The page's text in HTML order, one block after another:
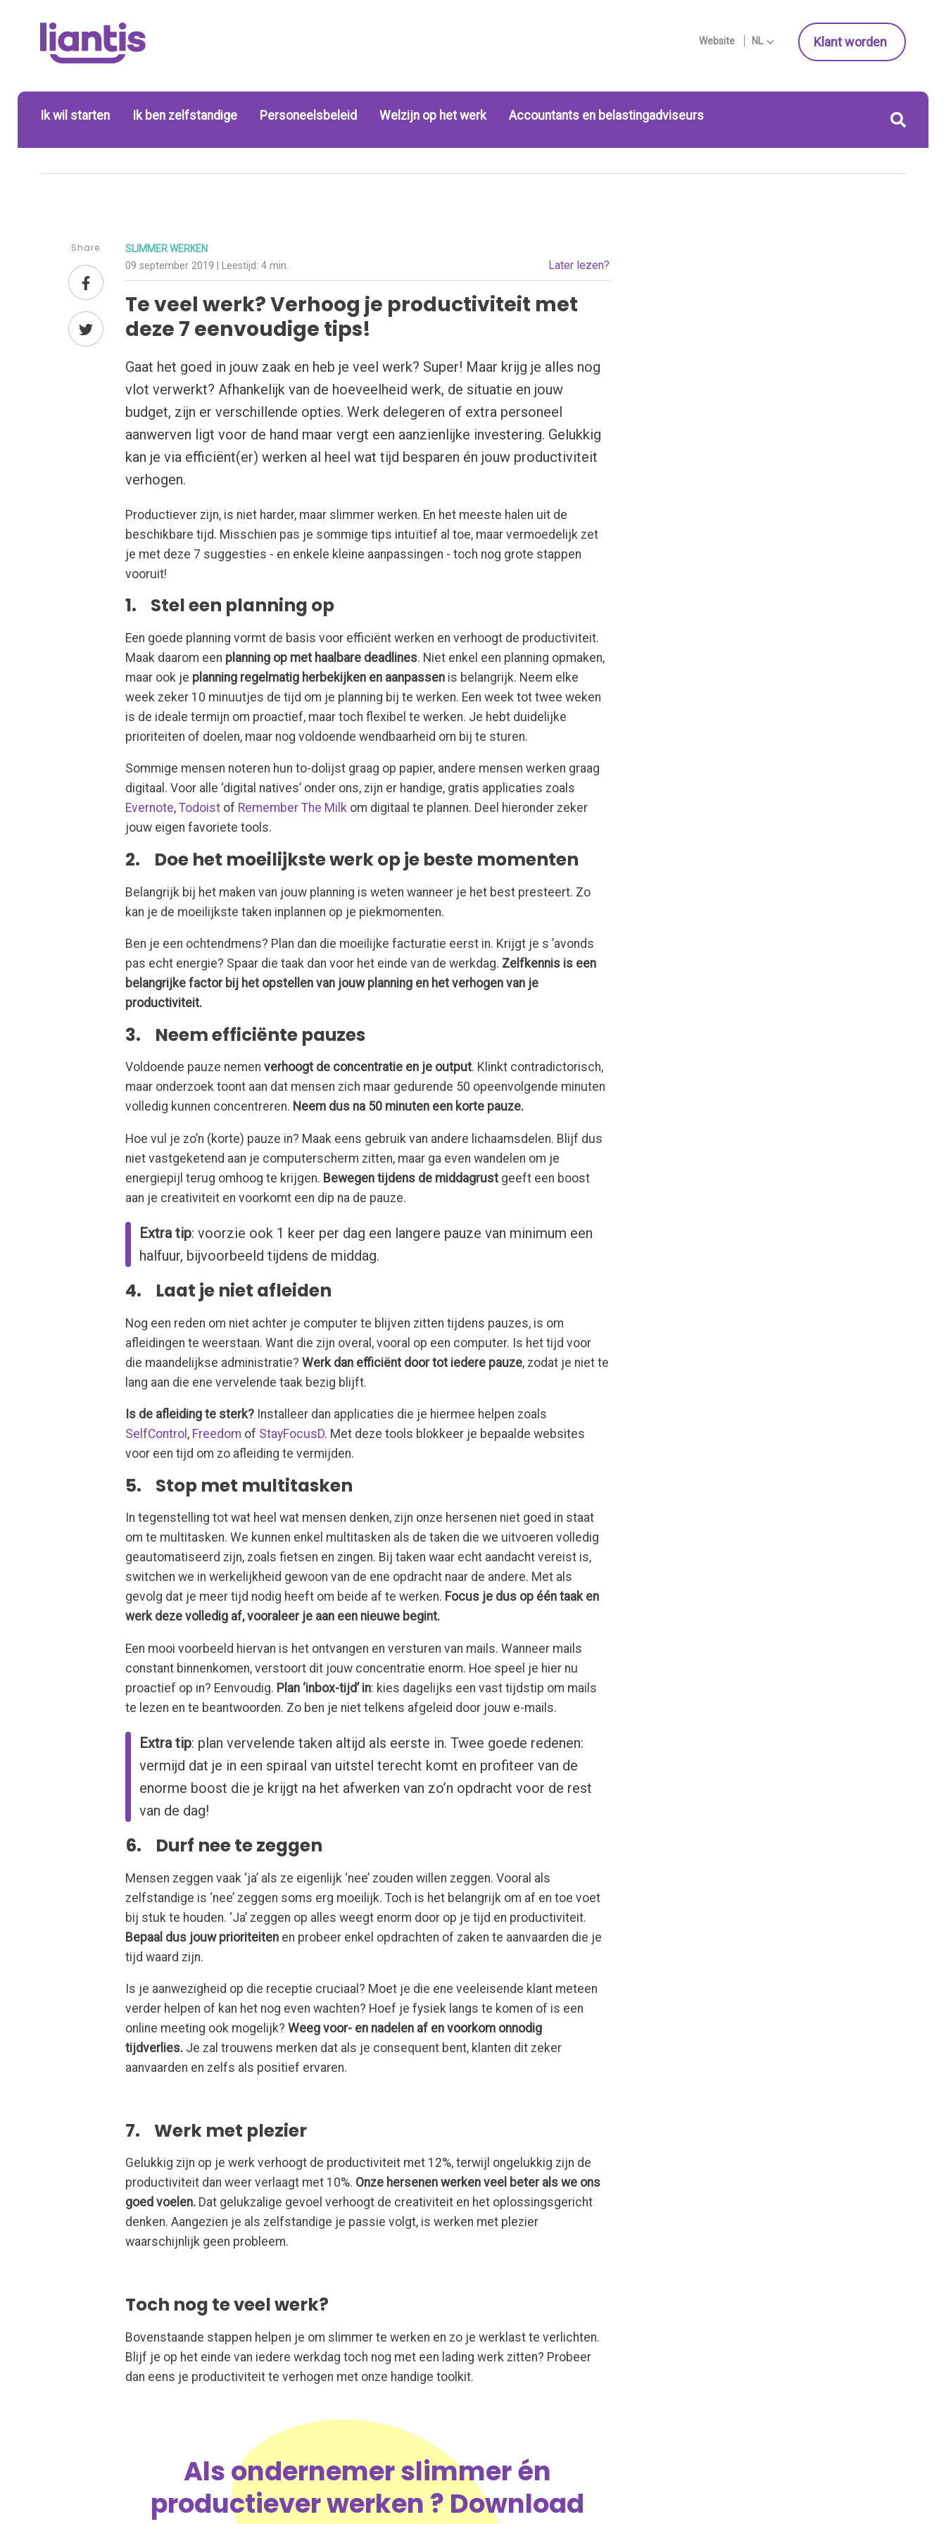
Website NL Klant worden
Ik wil starten Ik ben zelfstandige Personeelsbeleid Welzijn op het werk Accountants en belastingadviseurs
Share SLIMMER WERKEN
09 september 2019 | Leestijd:4 min. Later lezen?
Te veel werk? Verhoog je productiviteit met
deze 7 eenvoudige tips!
Gaat het goed in jouw zaak en heb je veel werk? Super! Maar krijg je alles nog
vlot verwerkt? Afhankelijk van de hoeveelheid werk, de situatie en jouw
budget, zijn er verschillende opties. Werk delegeren of extra personeel
aanwerven ligt voor de hand maar vergt een aanzienlijke investering. Gelukkig
kan je via efficiënt(er) werken al heel wat tijd besparen én jouw productiviteit
verhogen.
Productiever zijn, is niet harder, maar slimmer werken. En het meeste halen uit de
beschikbare tijd. Misschien pas je sommige tips intuïtief al toe, maar vermoedelijk zet
je met deze 7 suggesties - en enkele kleine aanpassingen - toch nog grote stappen
vooruit!
1. Stel een planning op
Een goede planning vormt de basis voor efficiënt werken en verhoogt de productiviteit.
Maak daarom een planning op met haalbare deadlines. Niet enkel een planning opmaken,
maar ook je planning regelmatig herbekijken en aanpassen is belangrijk. Neem elke
week zeker 10 minuutjes de tijd om je planning bij te werken. Een week tot twee weken
is de ideale termijn om proactief, maar toch flexibel te werken. Je hebt duidelijke
prioriteiten of doelen, maar nog voldoende wendbaarheid om bij te sturen.
Sommige mensen noteren hun to-dolijst graag op papier, andere mensen werken graag
digitaal. Voor alle ‘digital natives’ onder ons, zijn er handige, gratis applicaties zoals
Evernote,Todoist of Remember The Milk om digitaal te plannen. Deel hieronder zeker
jouw eigen favoriete tools.
2. Doe het moeilijkste werk op je beste momenten
Belangrijk bij het maken van jouw planning is weten wanneer je het best presteert. Zo
kan je de moeilijkste taken inplannen op je piekmomenten.
Ben je een ochtendmens? Plan dan die moeilijke facturatie eerst in. Krijgt je s ’avonds
pas echt energie? Spaar die taak dan voor het einde van de werkdag. Zelfkennis is een
belangrijke factor bij het opstellen van jouw planning en het verhogen van je
productiviteit.
3. Neem efficiënte pauzes
Voldoende pauze nemenverhoogt de concentratie en je output. Klinkt contradictorisch,
maar onderzoek toont aan dat mensen zich maar gedurende 50 opeenvolgende minuten
volledig kunnen concentreren. Neem dus na 50 minuten een korte pauze.
Hoe vul je zo’n (korte) pauze in? Maak eens gebruik van andere lichaamsdelen. Blijf dus
niet vastgeketend aan je computerscherm zitten, maar ga even wandelen om je
energiepijl terug omhoog te krijgen. Bewegen tijdens de middagrust geeft een boost
aan je creativiteit en voorkomt een dip na de pauze.
Extra tip: voorzie ook 1 keer per dag een langere pauze van minimum een
halfuur, bijvoorbeeld tijdens de middag.
4. Laat je niet afleiden
Nog een reden om niet achter je computer te blijven zitten tijdens pauzes, is om
afleidingen te weerstaan. Want die zijn overal, vooral op een computer. Is het tijd voor
die maandelijkse administratie?Werk dan efficiënt door tot iedere pauze, zodat je niet te
lang aan die ene vervelende taak bezig blijft.
Is de afleiding te sterk? Installeer dan applicaties die je hiermee helpen zoals
SelfControl , Freedom of StayFocusD. Met deze tools blokkeer je bepaalde websites
voor een tijd om zo afleiding te vermijden.
5. Stop met multitasken
In tegenstelling tot wat heel wat mensen denken, zijn onze hersenen niet goed in staat
om te multitasken. We kunnen enkel multitasken als de taken die we uitvoeren volledig
geautomatiseerd zijn, zoals fietsen en zingen. Bij taken waar echt aandacht vereist is,
switchen we in werkelijkheid gewoon van de ene opdracht naar de andere. Met als
gevolg dat je meer tijd nodig heeft om beide af te werken. Focus je dus op één taak en
werk deze volledig af, vooraleer je aan een nieuwe begint.
Een mooi voorbeeld hiervan is het ontvangen en versturen van mails. Wanneer mails
constant binnenkomen, verstoort dit jouw concentratie enorm. Hoe speel je hier nu
proactief op in? Eenvoudig. Plan ‘inbox-tijd’ in: kies dagelijks een vast tijdstip om mails
te lezen en te beantwoorden. Zo ben je niet telkens afgeleid door jouw e-mails.
Extra tip: plan vervelende taken altijd als eerste in. Twee goede redenen:
vermijd dat je in een spiraal van uitstel terecht komt en profiteer van de
enorme boost die je krijgt na het afwerken van zo’n opdracht voor de rest
van de dag!
6. Durf nee te zeggen
Mensen zeggen vaak ‘ja’ als ze eigenlijk ‘nee’ zouden willen zeggen. Vooral als
zelfstandige is ‘nee’ zeggen soms erg moeilijk. Toch is het belangrijk om af en toe voet
bij stuk te houden. ‘Ja’ zeggen op alles weegt enorm door op je tijd en productiviteit.
Bepaal dus jouw prioriteiten en probeer enkel opdrachten of zaken te aanvaarden die je
tijd waard zijn.
Is je aanwezigheid op die receptie cruciaal? Moet je die ene veeleisende klant meteen
verder helpen of kan het nog even wachten? Hoef je fysiek langs te komen of is een
online meeting ook mogelijk?Weeg voor- en nadelen af en voorkom onnodig
tijdverlies. Je zal trouwens merken dat als je consequent bent, klanten dit zeker
aanvaarden en zelfs als positief ervaren.
7. Werk met plezier
Gelukkig zijn op je werk verhoogt de productiviteit met 12%, terwijl ongelukkig zijn de
productiviteit dan weer verlaagt met 10%. Onze hersenen werken veel beter als we ons
goed voelen. Dat gelukzalige gevoel verhoogt de creativiteit en het oplossingsgericht
denken. Aangezien je als zelfstandige je passie volgt, is werken met plezier
waarschijnlijk geen probleem.
Toch nog te veel werk?
Bovenstaande stappen helpen je om slimmer te werken en zo je werklast te verlichten.
Blijf je op het einde van iedere werkdag toch nog met een lading werk zitten? Probeer
dan eens je productiviteit te verhogen met onze handige toolkit.
Als ondernemer slimmer én
productiever werken ? Download